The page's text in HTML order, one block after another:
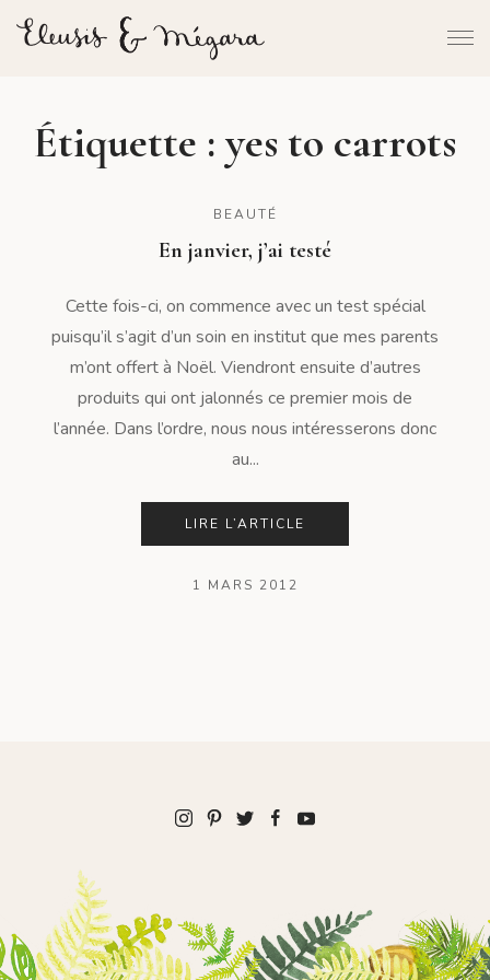
Étiquette : yes to carrots
BEAUTÉ
En janvier, j’ai testé
Cette fois-ci, on commence avec un test spécial
puisqu’il s’agit d’un soin en institut que mes parents
m’ont offert à Noël. Viendront ensuite d’autres
produits qui ont jalonnés ce premier mois de
l’année. Dans l’ordre, nous nous intéresserons donc
au...
LIRE L’ARTICLE
1 MARS 2012